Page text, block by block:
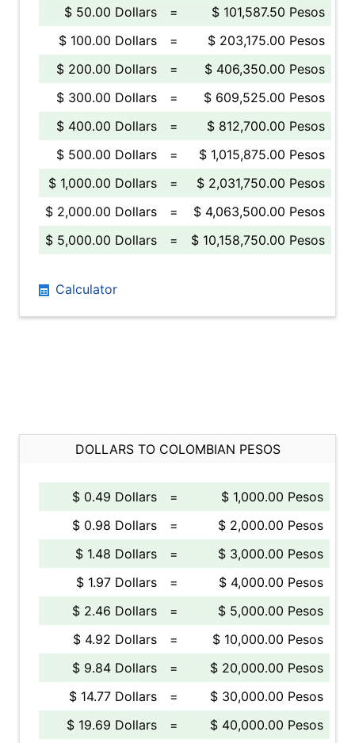
$ 50.00 Dollars
=
$ 101,587.50 Pesos
$ 100.00 Dollars
=
$ 203,175.00 Pesos
$ 200.00 Dollars
=
$ 406,350.00 Pesos
$ 300.00 Dollars
=
$ 609,525.00 Pesos
$ 400.00 Dollars
=
$ 812,700.00 Pesos
$ 500.00 Dollars
=
$ 1,015,875.00 Pesos
$ 1,000.00 Dollars
=
$ 2,031,750.00 Pesos
$ 2,000.00 Dollars
=
$ 4,063,500.00 Pesos
$ 5,000.00 Dollars
= $ 10,158,750.00 Pesos
Calculator
DOLLARS TO COLOMBIAN PESOS
$ 0.49 Dollars =
$ 1,000.00 Pesos
$ 0.98 Dollars
=
$ 2,000.00 Pesos
$ 1.48 Dollars
=
$ 3,000.00 Pesos
$ 1.97 Dollars
=
$ 4,000.00 Pesos
$ 2.46 Dollars
=
$ 5,000.00 Pesos
$ 4.92 Dollars
=
$ 10,000.00 Pesos
$ 9.84 Dollars
=
$ 20,000.00 Pesos
$ 14.77 Dollars
=
$ 30,000.00 Pesos
$ 19.69 Dollars
= $ 40,000.00 Pesos